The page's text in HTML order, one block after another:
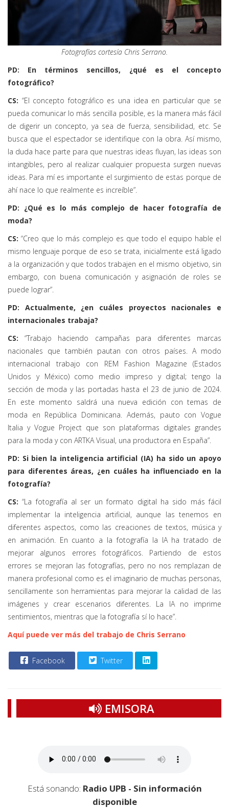
Fotografías cortesía Chris Serrano.
PD: En términos sencillos, ¿qué es el concepto
fotográfico?
CS: “El concepto fotográfico es una idea en particular que se
pueda comunicar lo más sencilla posible, es la manera más fácil
de digerir un concepto, ya sea de fuerza, sensibilidad, etc. Se
busca que el espectador se identifique con la obra. Así mismo,
la duda hace parte para que nuestras ideas fluyan, las ideas son
intangibles, pero al realizar cualquier propuesta surgen nuevas
ideas. Para mí es importante el surgimiento de estas porque de
ahí nace lo que realmente es increíble”.
PD: ¿Qué es lo más complejo de hacer fotografía de
moda?
CS: “Creo que lo más complejo es que todo el equipo hable el
mismo lenguaje porque de eso se trata, inicialmente está ligado
a la organización y que todos trabajen en el mismo objetivo, sin
embargo, con buena comunicación y asignación de roles se
puede lograr”.
PD: Actualmente, ¿en cuáles proyectos nacionales e
internacionales trabaja?
CS:“Trabajo haciendo campañas para diferentes marcas
nacionales que también pautan con otros países. A modo
internacional trabajo con REM Fashion Magazine (Estados
Unidos y México) como medio impreso y digital; tengo la
sección de moda y las portadas hasta el 23 de junio de 2024.
En este momento saldrá una nueva edición con temas de
moda en República Dominicana. Además, pauto con Vogue
Italia y Vogue Project que son plataformas digitales grandes
para la moda y con ARTKA Visual, una productora en España”.
PD: Si bien la inteligencia artificial (IA) ha sido un apoyo
para diferentes áreas, ¿en cuáles ha influenciado en la
fotografía?
CS:“La fotografía al ser un formato digital ha sido más fácil
implementar la inteligencia artificial, aunque las tenemos en
diferentes aspectos, como las creaciones de textos, música y
en animación. En cuanto a la fotografía la IA ha tratado de
mejorar algunos errores fotográficos. Partiendo de estos
errores se mejoran las fotografías, pero no nos remplazan de
manera profesional como es el imaginario de muchas personas,
sencillamente son herramientas para mejorar la calidad de las
imágenes y crear escenarios diferentes. La IA no imprime
sentimientos, mientras que la fotografía sí lo hace”.
Aquí puede ver más del trabajo de Chris Serrano
Facebook Twitter
EMISORA
Está sonando: Radio UPB - Sin información
disponible